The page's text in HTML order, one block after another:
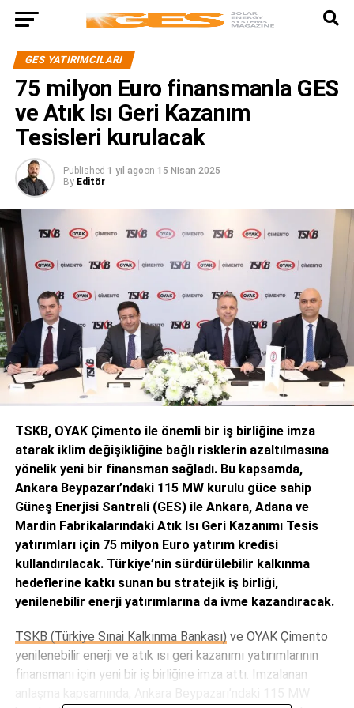
GES YATIRIMCILARI
75 milyon Euro finansmanla GES
ve Atık Isı Geri Kazanım
Tesisleri kurulacak
Published 1 yıl agoon 15 Nisan 2025
By Editör
TSKB, OYAK Çimento ile önemli bir iş birliğine imza
atarak iklim değişikliğine bağlı risklerin azaltılmasına
yönelik yeni bir finansman sağladı. Bu kapsamda,
Ankara Beypazarı’ndaki 115 MW kurulu güce sahip
Güneş Enerjisi Santrali (GES) ile Ankara, Adana ve
Mardin Fabrikalarındaki Atık Isı Geri Kazanımı Tesis
yatırımları için 75 milyon Euro yatırım kredisi
kullandırılacak. Türkiye’nin sürdürülebilir kalkınma
hedeflerine katkı sunan bu stratejik iş birliği,
yenilenebilir enerji yatırımlarına da ivme kazandıracak.
TSKB (Türkiye Sınai Kalkınma Bankası) ve OYAK Çimento
yenilenebilir enerji ve atık ısı geri kazanımı yatırımlarının
finansmanı için yeni bir iş birliğine imza attı. İmzalanan